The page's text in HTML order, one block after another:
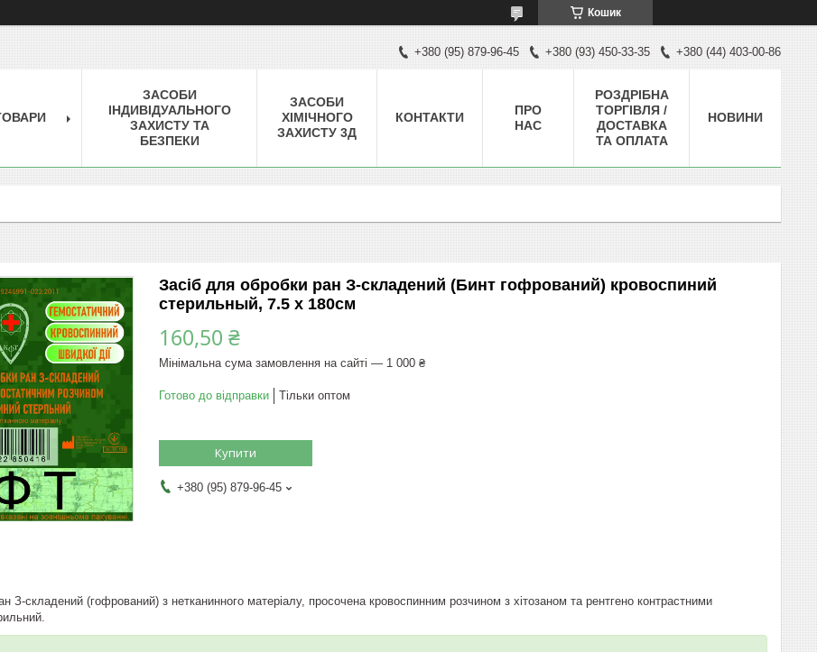
Кошик
+380 (95) 879-96-45 +380 (93) 450-33-35 +380 (44) 403-00-86
ЗАСОБИ
ІНДИВІДУАЛЬНОГО
ЗАХИСТУ ТА
БЕЗПЕКИ
ЗАСОБИ
ХІМІЧНОГО
ЗАХИСТУ 3Д
КОНТАКТИ
ПРО
НАС
РОЗДРІБНА
ТОРГІВЛЯ /
ДОСТАВКА
ТА ОПЛАТА
НОВИНИ
Засіб для обробки ран З-складений (Бинт гофрований) кровоспиний
стерильный, 7.5 x 180см
160,50 ₴
Мінімальна сума замовлення на сайті — 1 000 ₴
Готово до відправки Тільки оптом
Купити
+380 (95) 879-96-45
З-складений (гофрований) з нетканинного матеріалу, просочена кровоспинним розчином з хітозаном та рентгено контрастними